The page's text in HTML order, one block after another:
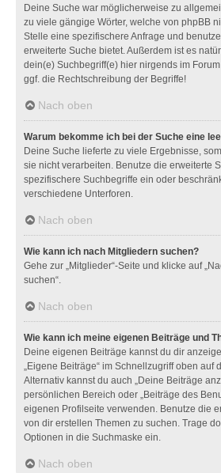
Deine Suche war möglicherweise zu
zu viele gängige Wörter, welche von phpBB
Stelle eine spezifischere Anfrage und
erweiterte Suche bietet. Außerdem ist es
dein(e) Suchbegriff(e) hier nirgends im
ggf. die Rechtschreibung der Begriffe!
Nach oben
Warum bekomme ich bei der Suche eine
Deine Suche lieferte zu viele Ergebnisse,
sie nicht verarbeiten. Benutze die erweiterte
spezifischere Suchbegriffe ein oder
verschiedene Unterforen.
Nach oben
Wie kann ich nach Mitgliedern suchen?
Gehe zur „Mitglieder“-Seite und klicke auf
suchen“.
Nach oben
Wie kann ich meine eigenen Beiträge und
Deine eigenen Beiträge kannst du dir
„Eigene Beiträge“ im Schnellzugriff oben auf
Alternativ kannst du auch „Deine Beiträge
persönlichen Bereich oder „Beiträge des
eigenen Profilseite verwenden. Benutze die
von dir erstellen Themen zu suchen. Trage
Optionen in die Suchmaske ein.
Nach oben